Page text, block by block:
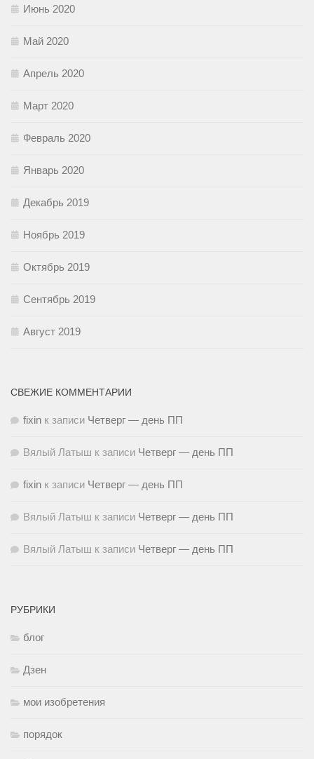
Июнь 2020
Май 2020
Апрель 2020
Март 2020
Февраль 2020
Январь 2020
Декабрь 2019
Ноябрь 2019
Октябрь 2019
Сентябрь 2019
Август 2019
СВЕЖИЕ КОММЕНТАРИИ
fixin к записи Четверг — день ПП
Вялый Латыш к записи Четверг — день ПП
fixin к записи Четверг — день ПП
Вялый Латыш к записи Четверг — день ПП
Вялый Латыш к записи Четверг — день ПП
РУБРИКИ
блог
Дзен
мои изобретения
порядок